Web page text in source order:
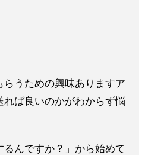
うための興味ありますア
れば良いのかがわからず悩
んですか？」から始めて